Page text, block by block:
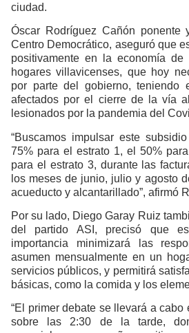
ciudad.
Óscar Rodríguez Cañón ponente
Centro Democrático, aseguró que
positivamente en la economía
hogares villavicenses, que hoy
por parte del gobierno, teniendo
afectados por el cierre de la vía
lesionados por la pandemia del
“Buscamos impulsar este
75% para el estrato 1, el 50%
para el estrato 3, durante las
los meses de junio, julio y agosto
acueducto y alcantarillado”, afirmó
Por su lado, Diego Garay Ruiz
del partido ASI, precisó que
importancia minimizará las
asumen mensualmente en un
servicios públicos, y permitirá
básicas, como la comida y los
“El primer debate se llevará a
sobre las 2:30 de la tarde,